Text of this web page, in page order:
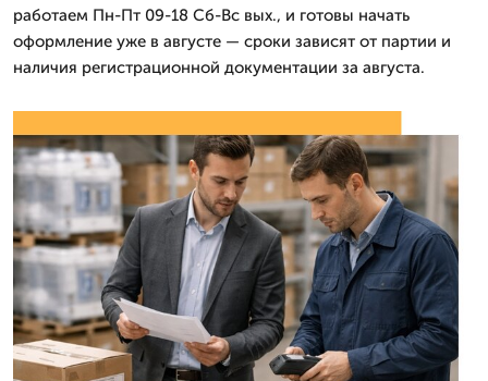
работаем Пн-Пт 09-18 Сб-Вс вых., и готовы начать
оформление уже в августе — сроки зависят от партии и
наличия регистрационной документации за августа.